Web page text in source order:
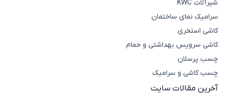
شیرآلات KWC
سرامیک نمای ساختمان
کاشی استخری
کاشی سرویس بهداشتی و حمام
چسب پرسلان
چسب کاشی و سرامیک
آخرین مقالات سایت